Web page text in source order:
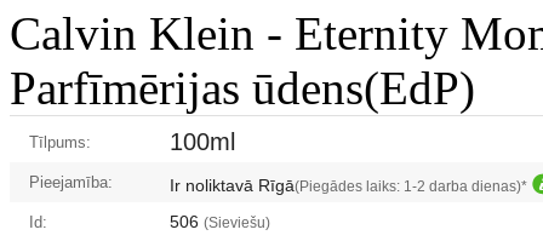
Calvin Klein - Eternity
Parfīmērijas ūdens(EdP)
Tīlpums: 100ml
Pieejamība: Ir noliktavā Rīgā(Piegādes laiks: 1-2 darba dienas)*
Id: 506 (Sieviešu)